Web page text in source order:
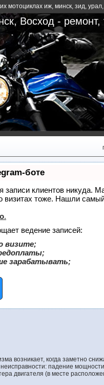
мотоциклах иж, минск, зид, урал,
Восход - ремонт,
боте
записи клиентов никуда.
визитах тоже. Нашли
.
ведение записей:
визите;
зарабатывать;
возникает, когда заметно
падение
двигателя (в месте